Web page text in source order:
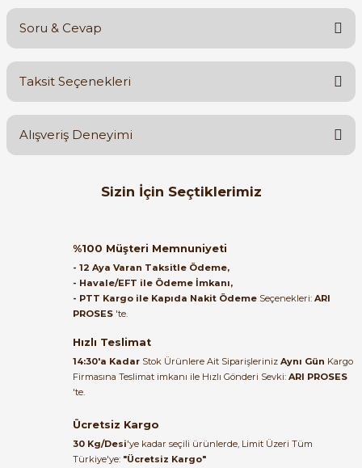
Bu ürüne ilk yorumu siz yapın!
Soru & Cevap
Ürün hakkında henüz soru sorulmamış.
Taksit Seçenekleri
Alışveriş Deneyimi
Orijinal kutusuyla ertesi gün
ulaştı elimize. Teşekkürler.
Satıcı ilgili ve çok yardım severdi
bundan mehmet bey ilgi ve
alakası için teşekkür ederim
22/06/2026
Kemal Toktaş | 20/06/2026
Sizin İçin Seçtiklerimiz
ABB ACS310-03E-34A1-4 | 15 kW / 34,1 A Pompa Fan Sürücüsü
135.191,51 TL
ABB ACS580-01-02A7-4 0,75kW 2,6A Genel Amaçlı AC Sürücü (VFD)
49.790,05 TL
16.923,64 TL
%100 Müşteri Memnuniyeti
- 12 Aya Varan Taksitle Ödeme,
- Havale/EFT ile Ödeme İmkanı,
- PTT Kargo ile Kapıda Nakit Ödeme Seçenekleri: ARI
PROSES 'te.
Hızlı Teslimat
14:30'a Kadar Stok Ürünlere Ait Siparişleriniz Aynı Gün Kargo
Firmasına Teslimat imkanı ile Hızlı Gönderi Sevki: ARI PROSES
'te.
Ücretsiz Kargo
30 Kg/Desi'ye kadar seçili ürünlerde, Limit Üzeri Tüm
Türkiye'ye: "Ücretsiz Kargo"